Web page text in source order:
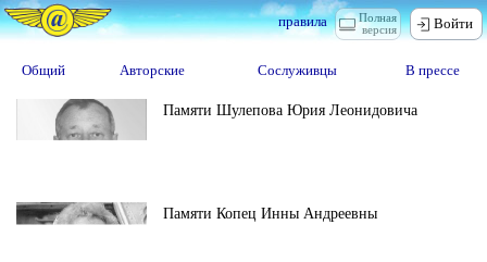
Полная
версия
правила Войти
Общий Авторские Сослуживцы В прессе
Памяти Шулепова Юрия Леонидовича
Памяти Копец Инны Андреевны